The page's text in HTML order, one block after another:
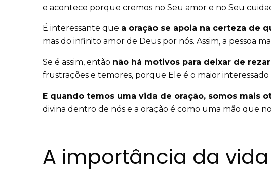
e acontece porque cremos no Seu amor e no Seu
É interessante que a oração se apoia na certeza de
mas do infinito amor de Deus por nós. Assim, a pessoa
Se é assim, então não há motivos para deixar de
frustrações e temores, porque Ele é o maior
E quando temos uma vida de oração, somos mais
divina dentro de nós e a oração é como uma mão que
A importância da